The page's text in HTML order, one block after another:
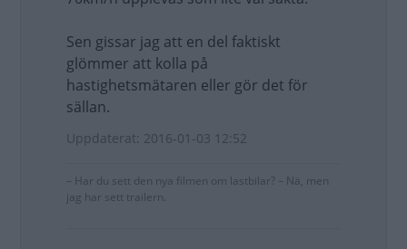
Sen gissar jag att en del faktiskt
glömmer att kolla på
hastighetsmätaren eller gör det för
sällan.
Uppdaterat: 2016-01-03 12:52
– Har du sett den nya filmen om lastbilar? – Nä, men
jag har sett trailern.